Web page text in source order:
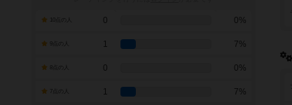
0 0%
1 7%
0 0%
7点の人 1 7%